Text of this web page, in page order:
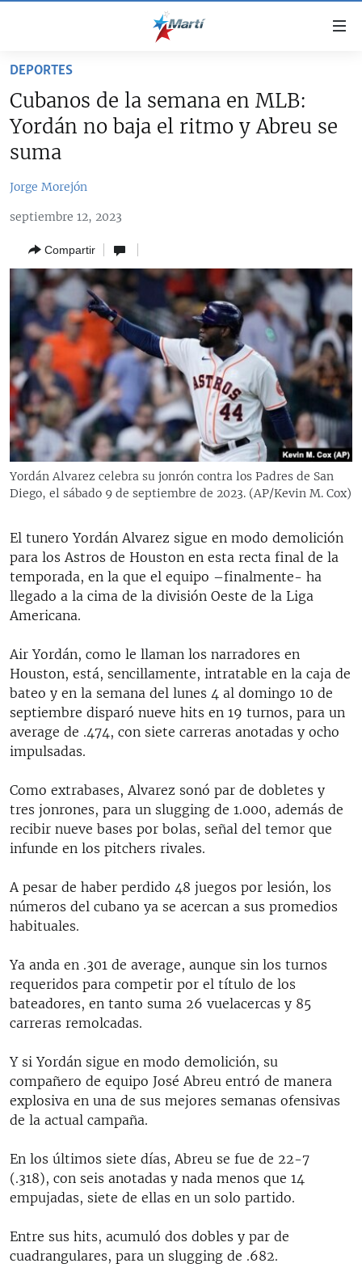
accesibilidad
contenido
principal
navegación
principal
la
búsqueda
SOBRE CUBA
DEPORTES
ARTE Y ENTRETENIMIENTO
OPINIÓN GRÁFICA
AUDIOVISUALES MARTÍ
RADIO MARTÍ
ESPECIALES
ESPECIALES
LA REALIDAD DE LA VIVIENDA EN CUBA
SER VIEJO EN CUBA
LOS SANTOS DE HIALEAH
DESINFORMACIÓN RUSA EN AMÉRICA LATINA
LA INVASIÓN DE RUSIA A UCRANIA
MULTIMEDIA
EDITORIALES
DEPORTES
Cubanos de la semana en MLB:
Yordán no baja el ritmo y Abreu se
suma
Jorge Morejón
septiembre 12, 2023
Compartir
Yordán Alvarez celebra su jonrón contra los Padres de San
Diego, el sábado 9 de septiembre de 2023. (AP/Kevin M. Cox)
El tunero Yordán Alvarez sigue en modo demolición
para los Astros de Houston en esta recta final de la
temporada, en la que el equipo –finalmente- ha
llegado a la cima de la división Oeste de la Liga
Americana.
Air Yordán, como le llaman los narradores en
Houston, está, sencillamente, intratable en la caja de
bateo y en la semana del lunes 4 al domingo 10 de
septiembre disparó nueve hits en 19 turnos, para un
average de .474, con siete carreras anotadas y ocho
impulsadas.
Como extrabases, Alvarez sonó par de dobletes y
tres jonrones, para un slugging de 1.000, además de
recibir nueve bases por bolas, señal del temor que
infunde en los pitchers rivales.
A pesar de haber perdido 48 juegos por lesión, los
números del cubano ya se acercan a sus promedios
habituales.
Ya anda en .301 de average, aunque sin los turnos
requeridos para competir por el título de los
bateadores, en tanto suma 26 vuelacercas y 85
carreras remolcadas.
Y si Yordán sigue en modo demolición, su
compañero de equipo José Abreu entró de manera
explosiva en una de sus mejores semanas ofensivas
de la actual campaña.
En los últimos siete días, Abreu se fue de 22-7
(.318), con seis anotadas y nada menos que 14
empujadas, siete de ellas en un solo partido.
Entre sus hits, acumuló dos dobles y par de
cuadrangulares, para un slugging de .682.